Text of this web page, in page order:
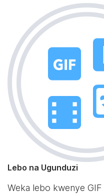
Lebo na Ugunduzi
Weka lebo kwenye